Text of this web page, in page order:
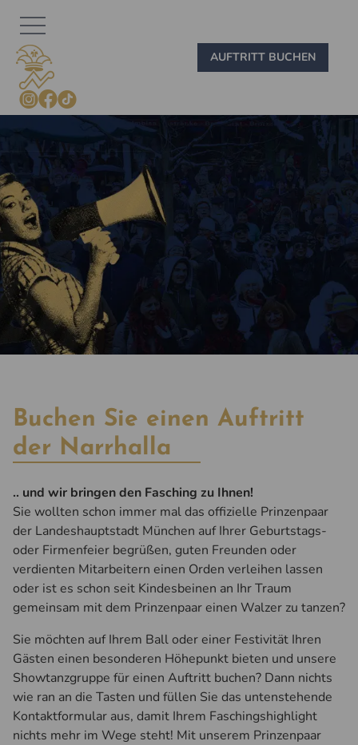
AUFTRITT BUCHEN
Buchen Sie einen Auftritt
der Narrhalla
.. und wir bringen den Fasching zu Ihnen!
Sie wollten schon immer mal das offizielle Prinzenpaar
der Landeshauptstadt München auf Ihrer Geburtstags-
oder Firmenfeier begrüßen, guten Freunden oder
verdienten Mitarbeitern einen Orden verleihen lassen
oder ist es schon seit Kindesbeinen an Ihr Traum
gemeinsam mit dem Prinzenpaar einen Walzer zu tanzen?
Sie möchten auf Ihrem Ball oder einer Festivität Ihren
Gästen einen besonderen Höhepunkt bieten und unsere
Showtanzgruppe für einen Auftritt buchen? Dann nichts
wie ran an die Tasten und füllen Sie das untenstehende
Kontaktformular aus, damit Ihrem Faschingshighlight
nichts mehr im Wege steht! Mit unserem Prinzenpaar